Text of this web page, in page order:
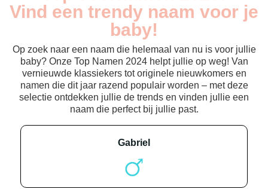
Vind een trendy naam voor je
baby!
Op zoek naar een naam die helemaal van nu is voor jullie
baby? Onze Top Namen 2024 helpt jullie op weg! Van
vernieuwde klassiekers tot originele nieuwkomers en
namen die dit jaar razend populair worden – met deze
selectie ontdekken jullie de trends en vinden jullie een
naam die perfect bij jullie past.
gabriel